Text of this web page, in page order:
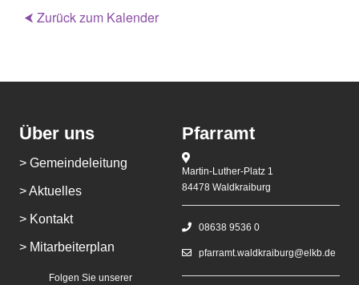
⮜ Zurück zum Kalender
Über uns
> Gemeindeleitung
> Aktuelles
> Kontakt
> Mitarbeiterplan
Folgen Sie unserer
Pfarramt
Martin-Luther-Platz 1
84478 Waldkraiburg
08638 9536 0
pfarramt.waldkraiburg@elkb.de